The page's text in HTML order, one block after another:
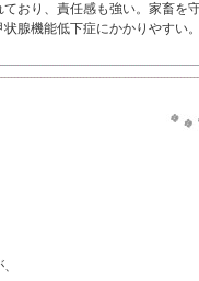
おり、責任感も強い。家畜を
腺機能低下症にかかりやすい。